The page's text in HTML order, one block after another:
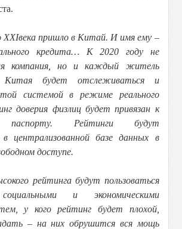
XXIвека пришло в Китай. И имя ему –
кредита… К 2020 году не
компания, но и каждый житель
Китая будет отслеживаться и
системой в режиме реального
доверия физлиц будет привязан к
паспорту. Рейтинги будут
в централизованной базе данных в
доступе.
рейтинга будут пользоваться
и экономическими
у кого рейтинг будет плохой,
– на них обрушится вся мощь